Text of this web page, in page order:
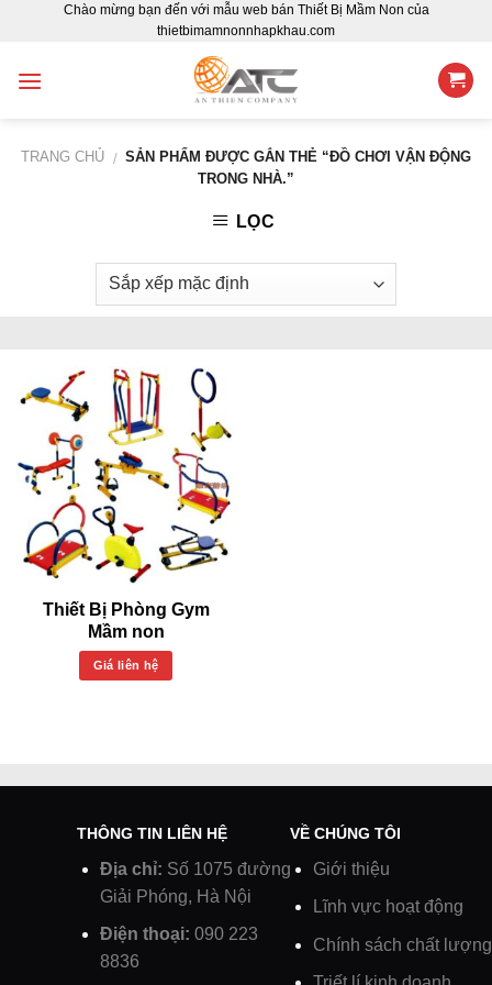
Chào mừng bạn đến với mẫu web bán Thiết Bị Mầm Non của
thietbimamnonnhapkhau.com
TRANG CHỦ / SẢN PHẨM ĐƯỢC GẮN THẺ “ĐỒ CHƠI VẬN ĐỘNG
TRONG NHÀ.”
LỌC
Thiết Bị Phòng Gym
Mầm non
Giá liên hệ
THÔNG TIN LIÊN HỆ
Địa chỉ: Số 1075 đường
Giải Phóng, Hà Nội
Điện thoại: 090 223
8836
VỀ CHÚNG TÔI
Giới thiệu
Lĩnh vực hoạt động
Chính sách chất lượng